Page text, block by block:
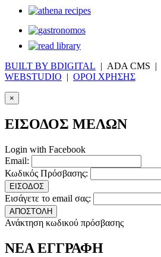
BUILT BY BDIGITAL | ADA CMS |
WEBSTUDIO | ΟΡΟΙ ΧΡΗΣΗΣ
×
ΕΙΣΟΔΟΣ ΜΕΛΩΝ
Login with Facebook
Email:
Κωδικός Πρόσβασης:
ΕΙΣΟΔΟΣ
Εισάγετε το email σας:
ΑΠΟΣΤΟΛΗ
Ανάκτηση κωδικού πρόσβασης
ΝΕΑ ΕΓΓΡΑΦΗ